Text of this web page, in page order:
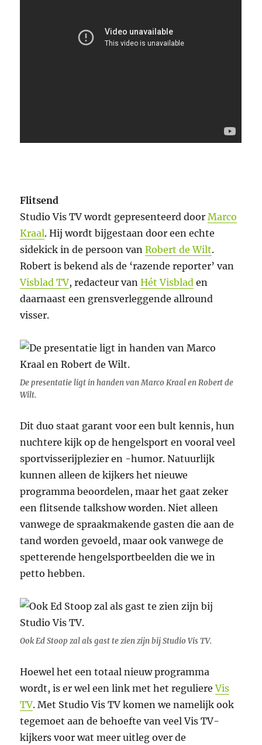
Flitsend
Studio Vis TV wordt gepresenteerd doorMarco
Kraal. Hij wordt bijgestaan door een echte
sidekick in de persoon vanRobert de Wilt.
Robert is bekend als de ‘razende reporter’ van
Visblad TV, redacteur vanHét Visblad en
daarnaast een grensverleggende allround
visser.
De presentatie ligt in handen van Marco Kraal en Robert de
Wilt.
Dit duo staat garant voor een bult kennis, hun
nuchtere kijk op de hengelsport en vooral veel
sportvisserijplezier en -humor. Natuurlijk
kunnen alleen de kijkers het nieuwe
programma beoordelen, maar het gaat zeker
een flitsende talkshow worden. Niet alleen
vanwege de spraakmakende gasten die aan de
tand worden gevoeld, maar ook vanwege de
spetterende hengelsportbeelden die we in
petto hebben.
Ook Ed Stoop zal als gast te zien zijn bij Studio Vis TV.
Hoewel het een totaal nieuw programma
wordt, is er wel een link met het reguliereVis
TV. Met Studio Vis TV komen we namelijk ook
tegemoet aan de behoefte van veel Vis TV-
kijkers voor wat meer uitleg over de